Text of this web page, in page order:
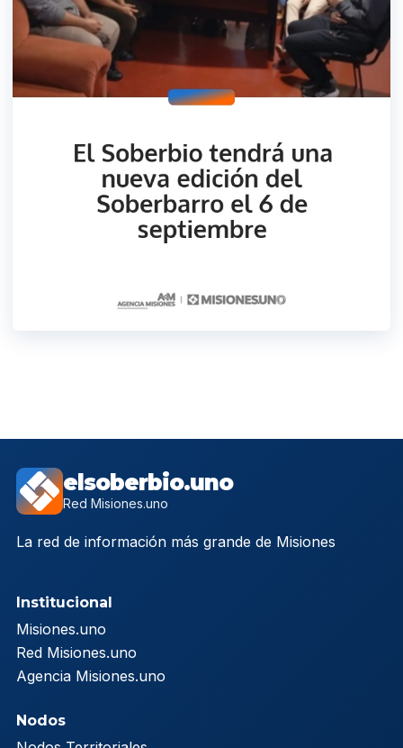
elsoberbio.uno
Red Misiones.uno
La red de información más grande de Misiones
Institucional
Misiones.uno
Red Misiones.uno
Agencia Misiones.uno
Nodos